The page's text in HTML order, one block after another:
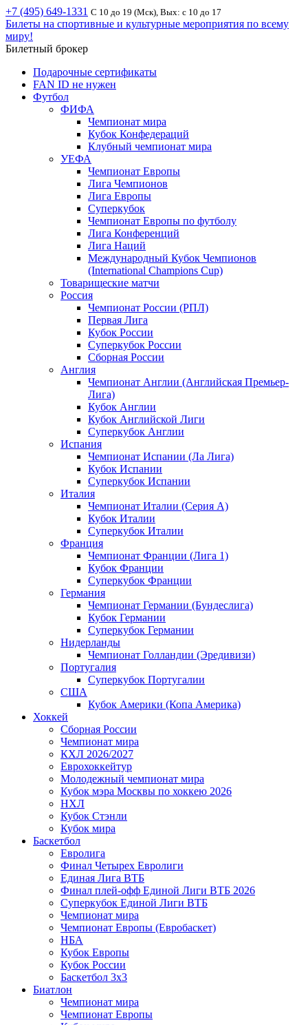
+7 (495) 649-1331 С 10 до 19 (Мск), Вых: с 10 до 17
Билеты на спортивные и культурные мероприятия по всему
миру!
Билетный брокер
Подарочные сертификаты
FAN ID не нужен
Футбол
ФИФА
Чемпионат мира
Кубок Конфедераций
Клубный чемпионат мира
УЕФА
Чемпионат Европы
Лига Чемпионов
Лига Европы
Суперкубок
Чемпионат Европы по футболу
Лига Конференций
Лига Наций
Международный Кубок Чемпионов
(International Champions Cup)
Товарищеские матчи
Россия
Чемпионат России (РПЛ)
Первая Лига
Кубок России
Суперкубок России
Сборная России
Англия
Чемпионат Англии (Английская Премьер-
Лига)
Кубок Англии
Кубок Английской Лиги
Суперкубок Англии
Испания
Чемпионат Испании (Ла Лига)
Кубок Испании
Суперкубок Испании
Италия
Чемпионат Италии (Серия А)
Кубок Италии
Суперкубок Италии
Франция
Чемпионат Франции (Лига 1)
Кубок Франции
Суперкубок Франции
Германия
Чемпионат Германии (Бундеслига)
Кубок Германии
Суперкубок Германии
Нидерланды
Чемпионат Голландии (Эредивизи)
Португалия
Суперкубок Португалии
США
Кубок Америки (Копа Америка)
Хоккей
Сборная России
Чемпионат мира
КХЛ 2026/2027
Еврохоккейтур
Молодежный чемпионат мира
Кубок мэра Москвы по хоккею 2026
НХЛ
Кубок Стэнли
Кубок мира
Баскетбол
Евролига
Финал Четырех Евролиги
Единая Лига ВТБ
Финал плей-офф Единой Лиги ВТБ 2026
Суперкубок Единой Лиги ВТБ
Чемпионат мира
Чемпионат Европы (Евробаскет)
НБА
Кубок Европы
Кубок России
Баскетбол 3х3
Биатлон
Чемпионат мира
Чемпионат Европы